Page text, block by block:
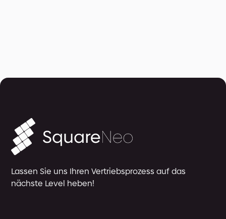
Lassen Sie uns Ihren Vertriebsprozess auf das
nächste Level heben!